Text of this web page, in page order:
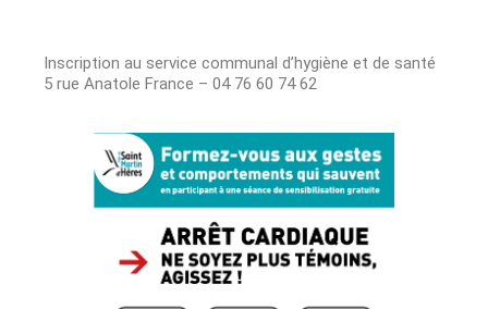
Inscription au service communal d’hygiène et de santé
5 rue Anatole France – 04 76 60 74 62